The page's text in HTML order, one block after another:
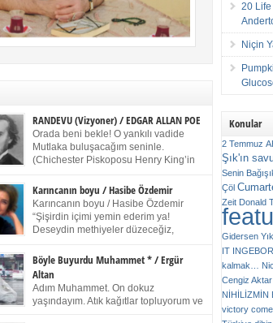
RANDEVU (Vizyoner) / EDGAR ALLAN POE
Orada beni bekle! O yankılı vadide
Mutlaka buluşacağım seninle.
(Chichester Piskoposu Henry King’in
ve gizemli adam! – Sen ki kendi hayal
parlaklığıyla afalladın, gençliğinin alevleri
düştün! Hayalimde seni tekrar görüyorum!
daha önümde duruyor siluetin! – Olduğun –
gibi değil soğuk vadide ve gölgelerin […]
Karıncanın boyu / Hasibe Özdemir
Karıncanın boyu / Hasibe Özdemir
“Şişirdin içimi yemin ederim ya!
Deseydin methiyeler düzeceğiz,
“Sana gel demedim kızım.” diyorum sakince.
peşime madem, ne duyarsan
Bir sigara yakıyor. Başını yana yatırıp,
annelerin yılgın bakışıyla süzüyor beni.
kaldırıp ona bakıyorum ben de. Pes ediyor.
Böyle Buyurdu Muhammet * / Ergür
Altan
Adım Muhammet. On dokuz
yaşındayım. Atık kağıtlar topluyorum ve
20
Niçin
Konular
2 Temmuz
Şık'ın
Senin
Çöl
Zeit Donald
Gidersen
IT
kalmak…
Cengiz Aktar
NİHİLİZMİN
victory